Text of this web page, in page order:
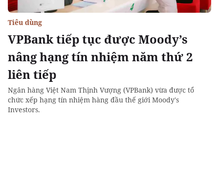
VPBank tiếp tục được Moody’s
nâng hạng tín nhiệm năm thứ 2
liên tiếp
Tiêu dùng
Ngân hàng Việt Nam Thịnh Vượng (VPBank) vừa được tổ
chức xếp hạng tín nhiệm hàng đầu thế giới Moody's
Investors.